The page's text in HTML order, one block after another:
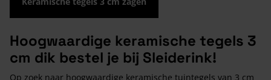
Hoogwaardige keramische tegels 3
cm dik bestel je bij Sleiderink!
Op zoek naar hoogwaardige keramische tuintegels van 3 cm